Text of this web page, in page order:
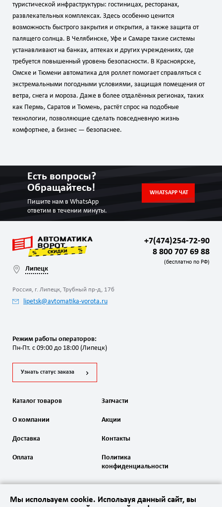
туристической инфраструктуры: гостиницах, ресторанах,
развлекательных комплексах. Здесь особенно ценится
возможность быстрого закрытия и открытия, а также защита от
палящего солнца. В Челябинске, Уфе и Самаре такие системы
устанавливают на банках, аптеках и других учреждениях, где
требуется повышенный уровень безопасности. В Красноярске,
Омске и Тюмени автоматика для роллет помогает справляться с
экстремальными погодными условиями, защищая помещения от
ветра, снега и мороза. Даже в более отдалённых регионах, таких
как Пермь, Саратов и Тюмень, растёт спрос на подобные
технологии, позволяющие сделать повседневную жизнь
комфортнее, а бизнес — безопаснее.
Есть вопросы?
Обращайтесь!
Пишите нам в WhatsApp
ответим в течении минуты.
WHATSAPP ЧАТ
Липецк
Россия, г. Липецк, Трубный пр-д, 17б
lipetsk@avtomatika-vorota.ru
+7(474)254-72-90
8 800 707 69 88
(бесплатно по РФ)
Режим работы операторов:
Пн-Пт. с 09:00 до 18:00 (Липецк)
Узнать статус заказа
Каталог товаров Запчасти
О компании
Доставка
Оплата
Акции
Контакты
Политика
конфиденциальности
Мы используем cookie. Используя данный сайт, вы